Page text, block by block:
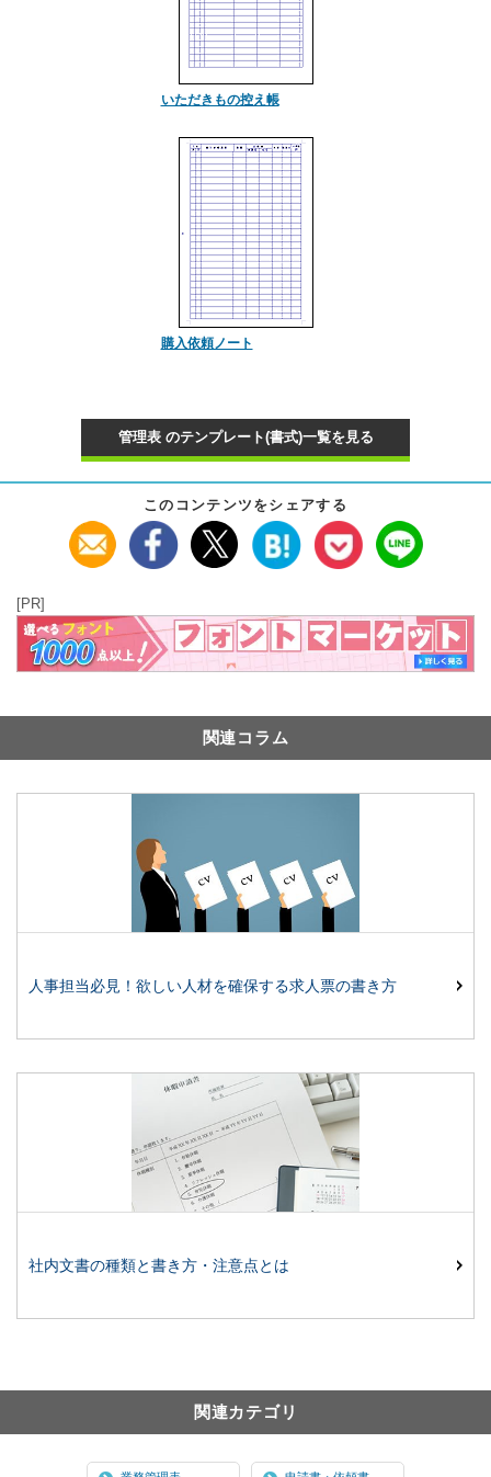
いただきもの控え帳
購入依頼ノート
管理表 のテンプレート(書式)一覧を見る
このコンテンツをシェアする
[PR]
関連コラム
人事担当必見！欲しい人材を確保する求人票の書き方
社内文書の種類と書き方・注意点とは
関連カテゴリ